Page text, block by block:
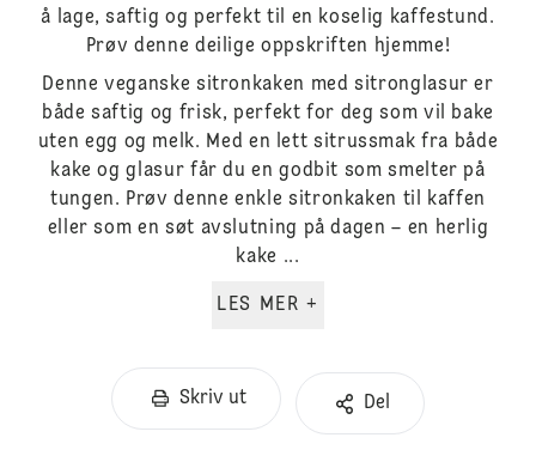
å lage, saftig og perfekt til en koselig kaffestund.
Prøv denne deilige oppskriften hjemme!
Denne veganske sitronkaken med sitronglasur er
både saftig og frisk, perfekt for deg som vil bake
uten egg og melk. Med en lett sitrussmak fra både
kake og glasur får du en godbit som smelter på
tungen. Prøv denne enkle sitronkaken til kaffen
eller som en søt avslutning på dagen – en herlig
kake ...
LES MER +
Skriv ut Del